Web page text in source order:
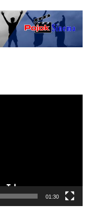
01:30